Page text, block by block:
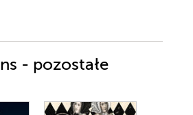
- pozostałe